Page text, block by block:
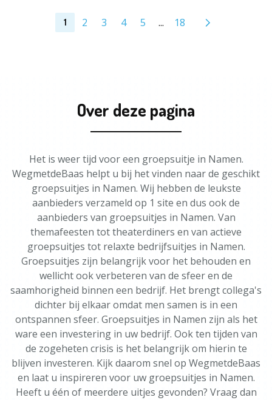
1 2 3 4 5 ... 18
Over deze pagina
Het is weer tijd voor een groepsuitje in Namen.
WegmetdeBaas helpt u bij het vinden naar de geschikt
groepsuitjes in Namen. Wij hebben de leukste
aanbieders verzameld op 1 site en dus ook de
aanbieders van groepsuitjes in Namen. Van
themafeesten tot theaterdiners en van actieve
groepsuitjes tot relaxte bedrijfsuitjes in Namen.
Groepsuitjes zijn belangrijk voor het behouden en
wellicht ook verbeteren van de sfeer en de
saamhorigheid binnen een bedrijf. Het brengt collega's
dichter bij elkaar omdat men samen is in een
ontspannen sfeer. Groepsuitjes in Namen zijn als het
ware een investering in uw bedrijf. Ook ten tijden van
de zogeheten crisis is het belangrijk om hierin te
blijven investeren. Kijk daarom snel op WegmetdeBaas
en laat u inspireren voor uw groepsuitjes in Namen.
Heeft u één of meerdere uitjes gevonden? Vraag dan